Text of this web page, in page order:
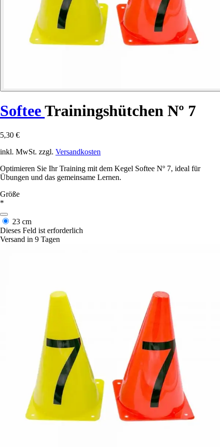
SofteeTrainingshütchen Nº 7
5,30 €
inkl. MwSt. zzgl. Versandkosten
Optimieren Sie Ihr Training mit dem Kegel Softee Nº 7, ideal für
Übungen und das gemeinsame Lernen.
Größe
*
23 cm
Dieses Feld ist erforderlich
Versand in 9 Tagen